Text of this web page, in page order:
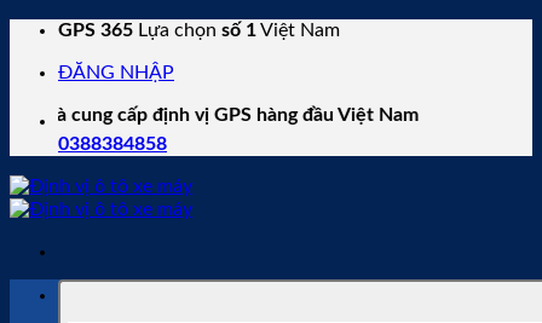
Skip
content
GPS 365 Lựa chọn số 1Việt Nam
ĐĂNG NHẬP
cấp định vị GPS hàng đầu Việt Nam
0388384858